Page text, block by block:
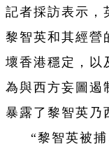
記者採訪表示，
黎智英和其經營
壞香港穩定，以
為與西方妄圖遏
暴露了黎智英乃
“黎智英被